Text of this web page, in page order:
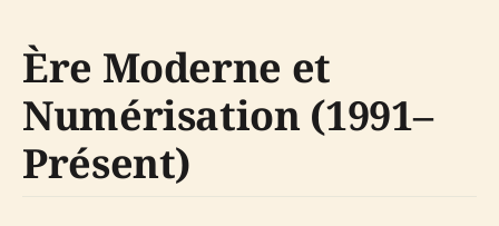
Ère Moderne et
Numérisation (1991–
Présent)